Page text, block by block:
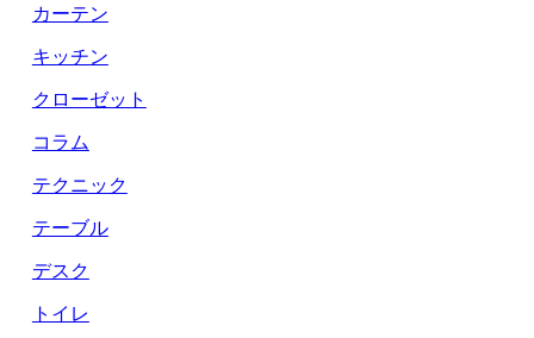
カーテン
キッチン
クローゼット
コラム
テクニック
テーブル
デスク
トイレ